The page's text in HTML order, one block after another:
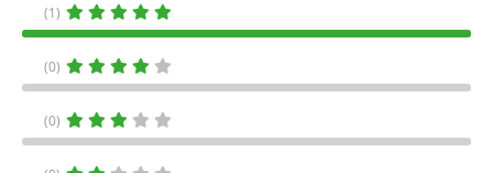
(1)
(0)
(0)